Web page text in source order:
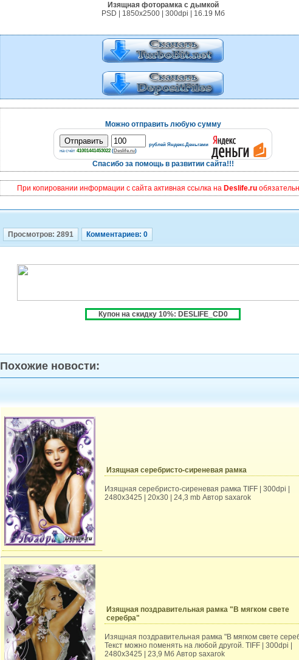
Изящная фоторамка с дымкой
PSD | 1850х2500 | 300dpi | 16.19 Мб
Можно отправить любую сумму
рублей Яндекс.Деньгами
на счёт 41001441453022 (Deslife.ru)
Спасибо за помощь в развитии сайта!!!
При копировании информации с сайта активная ссылка на Deslife.ru
Просмотров: 2891 Комментариев: 0
Купон на скидку 10%: DESLIFE_CD0
Похожие новости:
Изящная серебристо-сиреневая рамка
Изящная серебристо-сиреневая рамка TIFF | 300dpi |
2480x3425 | 20x30 | 24,3 mb Автор saxarok
Изящная поздравительная рамка "В мягком свете
серебра"
Изящная поздравительная рамка "В мягком свете
Текст можно поменять на любой другой. TIFF | 300dpi |
2480x3425 | 23,9 Мб Автор saxarok